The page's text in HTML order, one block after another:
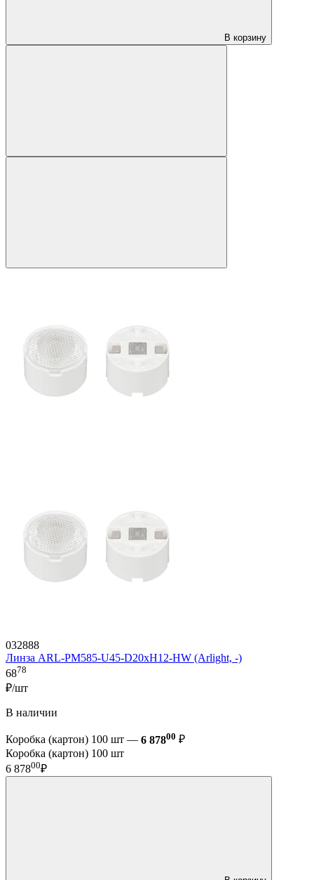
В корзину
032888
Линза ARL-PM585-U45-D20xH12-HW (Arlight, -)
6878
₽/шт
В наличии
Коробка (картон) 100 шт — 6 87800 ₽
Коробка (картон) 100 шт
6 87800₽